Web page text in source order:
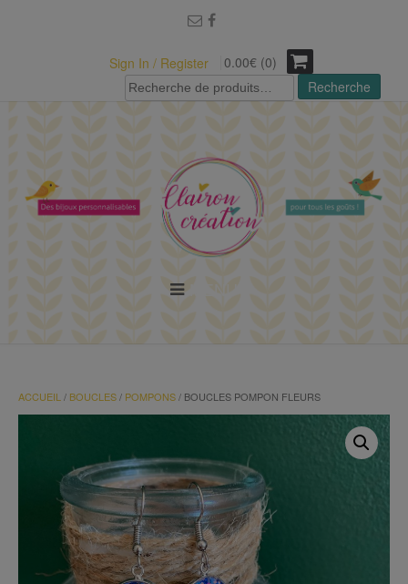
Sign In / Register
0.00€ (0)
Recherche
pour :
Recherche
ACCUEIL / BOUCLES/ POMPONS/ BOUCLES POMPON FLEURS